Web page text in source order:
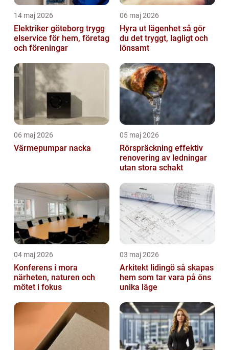
14 maj 2026
Elektriker göteborg trygg
elservice för hem, företag
och föreningar
06 maj 2026
Hyra ut lägenhet så gör
du det tryggt, lagligt och
lönsamt
06 maj 2026
Värmepumpar nacka
05 maj 2026
Rörspräckning effektiv
renovering av ledningar
utan stora schakt
04 maj 2026
Konferens i mora
närheten, naturen och
mötet i fokus
03 maj 2026
Arkitekt lidingö så skapas
hem som tar vara på öns
unika läge